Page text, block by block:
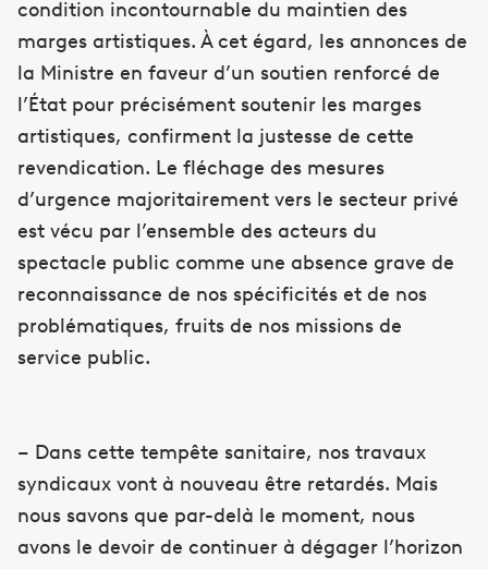
condition incontournable du maintien des
marges artistiques. À cet égard, les annonces de
la Ministre en faveur d’un soutien renforcé de
l’État pour précisément soutenir les marges
artistiques, confirment la justesse de cette
revendication. Le fléchage des mesures
d’urgence majoritairement vers le secteur privé
est vécu par l’ensemble des acteurs du
spectacle public comme une absence grave de
reconnaissance de nos spécificités et de nos
problématiques, fruits de nos missions de
service public.
– Dans cette tempête sanitaire, nos travaux
syndicaux vont à nouveau être retardés. Mais
nous savons que par-delà le moment, nous
avons le devoir de continuer à dégager l’horizon